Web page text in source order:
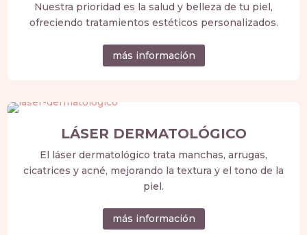
Nuestra prioridad es la salud y belleza de tu piel,
ofreciendo tratamientos estéticos personalizados.
más información
LÁSER DERMATOLÓGICO
El láser dermatológico trata manchas, arrugas,
cicatrices y acné, mejorando la textura y el tono de la
piel.
más información